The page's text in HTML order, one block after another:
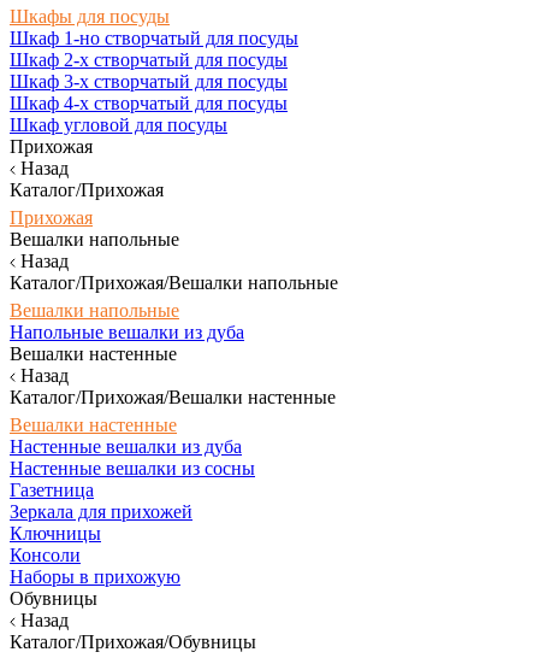
Шкафы для посуды
Шкаф 1-но створчатый для посуды
Шкаф 2-х створчатый для посуды
Шкаф 3-х створчатый для посуды
Шкаф 4-х створчатый для посуды
Шкаф угловой для посуды
Прихожая
Назад
Каталог/Прихожая
Прихожая
Вешалки напольные
Назад
Каталог/Прихожая/Вешалки напольные
Вешалки напольные
Напольные вешалки из дуба
Вешалки настенные
Назад
Каталог/Прихожая/Вешалки настенные
Вешалки настенные
Настенные вешалки из дуба
Настенные вешалки из сосны
Газетница
Зеркала для прихожей
Ключницы
Консоли
Наборы в прихожую
Обувницы
Назад
Каталог/Прихожая/Обувницы